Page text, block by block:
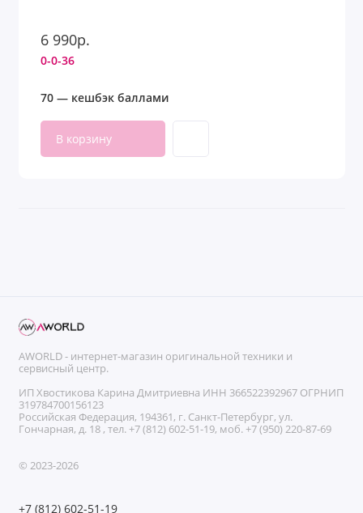
6 990р.
0-0-36
70 — кешбэк баллами
В корзину
AWORLD - интернет-магазин оригинальной техники и
сервисный центр.
ИП Хвостикова Карина Дмитриевна ИНН 366522392967 ОГРНИП
319784700156123
Российская Федерация, 194361, г. Санкт-Петербург, ул.
Гончарная, д. 18 , тел. +7 (812) 602-51-19, моб. +7 (950) 220-87-69
© 2023-2026
+7 (812) 602-51-19